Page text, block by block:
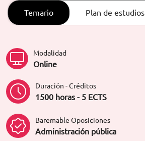
Temario Plan de estudios
Modalidad
Online
Duración - Créditos
1500 horas - 5 ECTS
Baremable Oposiciones
Administración pública